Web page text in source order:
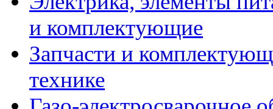
и комплектующие
Запчасти и
технике